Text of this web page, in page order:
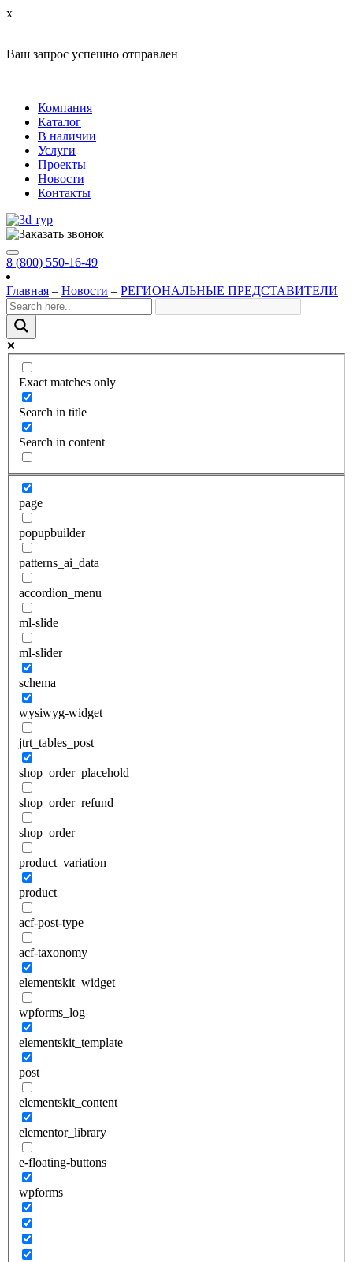
x
Ваш запрос успешно отправлен
Компания
Каталог
В наличии
Услуги
Проекты
Новости
Контакты
8 (800) 550-16-49
Главная – Новости – РЕГИОНАЛЬНЫЕ ПРЕДСТАВИТЕЛИ
Exact matches only
Search in title
Search in content
page
popupbuilder
patterns_ai_data
accordion_menu
ml-slide
ml-slider
schema
wysiwyg-widget
jtrt_tables_post
shop_order_placehold
shop_order_refund
shop_order
product_variation
product
acf-post-type
acf-taxonomy
elementskit_widget
wpforms_log
elementskit_template
post
elementskit_content
elementor_library
e-floating-buttons
wpforms